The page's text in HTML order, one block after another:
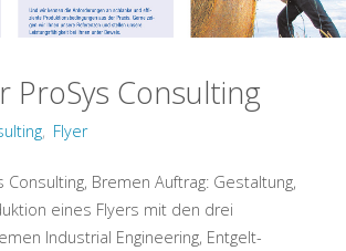
Kopp"
ProSys Consulting
, Flyer
Consulting, Bremen Auftrag: Gestaltung,
eines Flyers mit den drei
Industrial Engineering, Entgelt-